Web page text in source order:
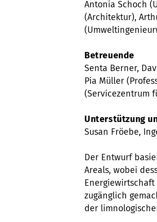
Antonia Schoch
(Architektur),
Betreuende
Senta Berner,
Pia Müller
(Servicezentrum
Unterstützung
Susan Fröebe,
Der Entwurf
Areals, wobei
Energiewirtschaft
zugänglich
der